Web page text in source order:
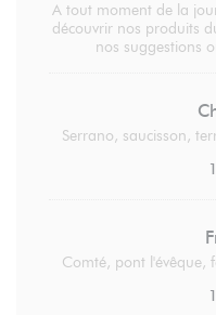
A tout moment de la
découvrir nos produits
nos suggestions
Serrano, saucisson,
Comté, pont l'évêque,